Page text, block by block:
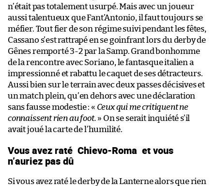
n’était pas totalement usurpé. Mais avec un joueur
aussi talentueux que Fant’Antonio, il faut toujours se
méfier. Tout fier de son régime suivi pendant les fêtes,
Cassano s’est rattrapé en se goinfrant lors du derby de
Gênes remporté 3-2 par la Samp. Grand bonhomme
de la rencontre avec Soriano, le fantasque italien a
impressionné et rabattu le caquet de ses détracteurs.
Aussi bien sur le terrain avec deux passes décisives et
un match plein, qu’en dehors avec une déclaration
sans fausse modestie : « Ceux qui me critiquent ne
connaissent rien au foot. » On se serait inquiété s’il
avait joué la carte de l’humilité.
Vous avez raté Chievo-Roma et vous
n’auriez pas dû
Si vous avez raté le derby de la Lanterne alors que rien